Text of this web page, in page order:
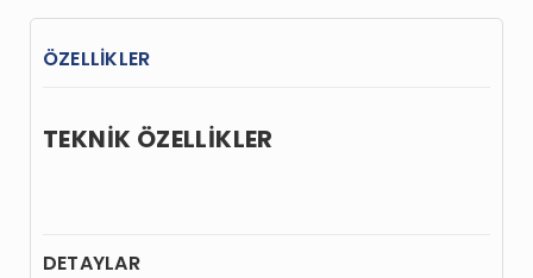
ÖZELLİKLER
TEKNİK ÖZELLİKLER
DETAYLAR